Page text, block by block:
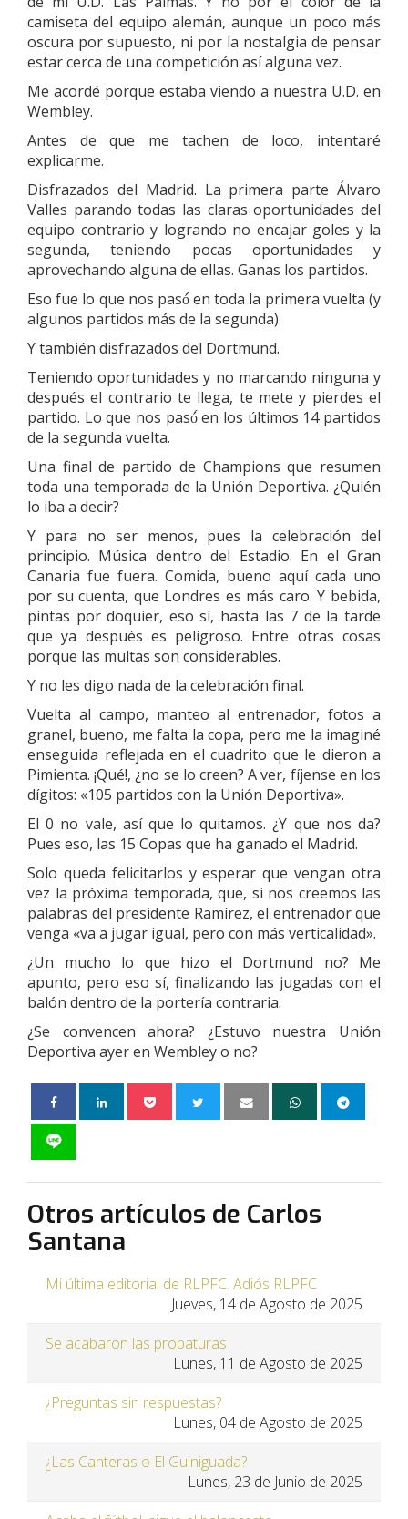
camiseta del equipo alemán, aunque un poco más
oscura por supuesto, ni por la nostalgia de pensar
estar cerca de una competición así alguna vez.
Me acordé porque estaba viendo a nuestra U.D. en
Wembley.
Antes de que me tachen de loco, intentaré
explicarme.
Disfrazados del Madrid. La primera parte Álvaro
Valles parando todas las claras oportunidades del
equipo contrario y logrando no encajar goles y la
segunda, teniendo pocas oportunidades y
aprovechando alguna de ellas. Ganas los partidos.
Eso fue lo que nos pasó́ en toda la primera vuelta (y
algunos partidos más de la segunda).
Y también disfrazados del Dortmund.
Teniendo oportunidades y no marcando ninguna y
después el contrario te llega, te mete y pierdes el
partido. Lo que nos pasó́ en los últimos 14 partidos
de la segunda vuelta.
Una final de partido de Champions que resumen
toda una temporada de la Unión Deportiva. ¿Quién
lo iba a decir?
Y para no ser menos, pues la celebración del
principio. Música dentro del Estadio. En el Gran
Canaria fue fuera. Comida, bueno aquí cada uno
por su cuenta, que Londres es más caro. Y bebida,
pintas por doquier, eso sí, hasta las 7 de la tarde
que ya después es peligroso. Entre otras cosas
porque las multas son considerables.
Y no les digo nada de la celebración final.
Vuelta al campo, manteo al entrenador, fotos a
granel, bueno, me falta la copa, pero me la imaginé
enseguida reflejada en el cuadrito que le dieron a
Pimienta. ¡Qué!, ¿no se lo creen? A ver, fíjense en los
dígitos: «105 partidos con la Unión Deportiva».
El 0 no vale, así que lo quitamos. ¿Y que nos da?
Pues eso, las 15 Copas que ha ganado el Madrid.
Solo queda felicitarlos y esperar que vengan otra
vez la próxima temporada, que, si nos creemos las
palabras del presidente Ramírez, el entrenador que
venga «va a jugar igual, pero con más verticalidad».
¿Un mucho lo que hizo el Dortmund no? Me
apunto, pero eso sí, finalizando las jugadas con el
balón dentro de la portería contraria.
¿Se convencen ahora? ¿Estuvo nuestra Unión
Deportiva ayer en Wembley o no?
Otros artículos de Carlos
Santana
Mi última editorial de RLPFC. Adiós RLPFC
Jueves, 14 de Agosto de 2025
Se acabaron las probaturas
Lunes, 11 de Agosto de 2025
¿Preguntas sin respuestas?
Lunes, 04 de Agosto de 2025
¿Las Canteras o El Guiniguada?
Lunes, 23 de Junio de 2025